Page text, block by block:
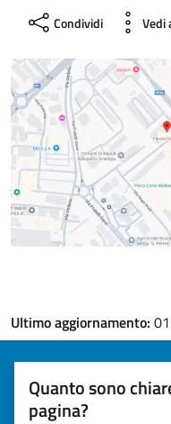
Condividi Vedi
Ultimo aggiornamento:
Quanto sono
pagina?